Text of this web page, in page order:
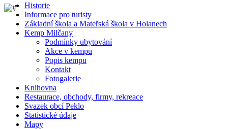
Historie
Informace pro turisty
Základní škola a Mateřská škola v Holanech
Kemp Milčany
Podmínky ubytování
Akce v kempu
Popis kempu
Kontakt
Fotogalerie
Knihovna
Restaurace, obchody, firmy, rekreace
Svazek obcí Peklo
Statistické údaje
Mapy